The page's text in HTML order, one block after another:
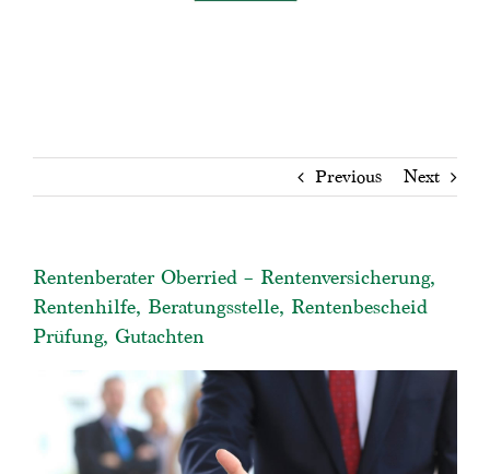
Previous Next
Rentenberater Oberried – Rentenversicherung,
Rentenhilfe, Beratungsstelle, Rentenbescheid
Prüfung, Gutachten